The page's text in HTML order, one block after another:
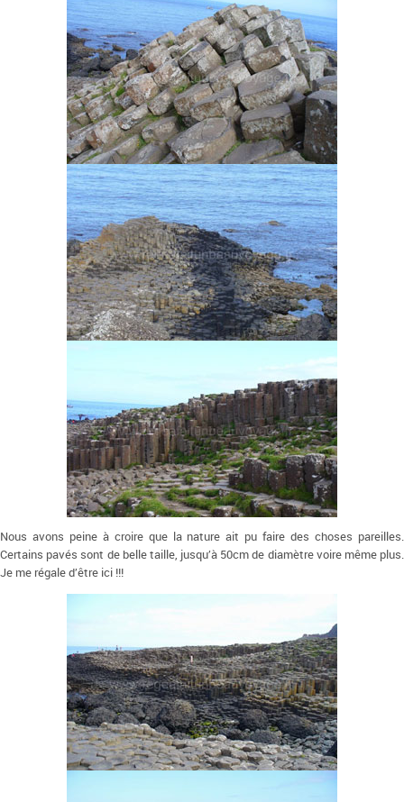
Nous avons peine à croire que la nature ait pu faire des choses pareilles.
Certains pavés sont de belle taille, jusqu’à 50cm de diamètre voire même plus.
Je me régale d’être ici !!!